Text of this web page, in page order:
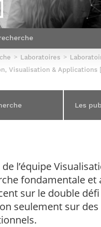
Corps
réseaux
Expert
Laboratoires
Visualisation & Applications
Les
de l’équipe
fondamentale et
sur le double
seulement sur